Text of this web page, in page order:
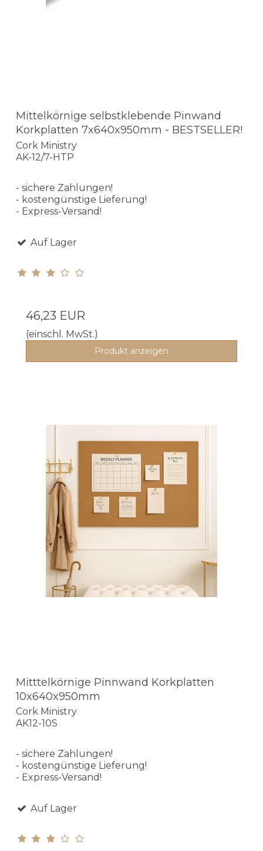
Mittelkörnige selbstklebende Pinwand
Korkplatten 7x640x950mm - BESTSELLER!
Cork Ministry
AK-12/7-HTP
- sichere Zahlungen!
- kostengünstige Lieferung!
- Express-Versand!
Auf Lager
46,23 EUR
(einschl. MwSt.)
Produkt anzeigen
Mitttelkörnige Pinnwand Korkplatten
10x640x950mm
Cork Ministry
AK12-10S
- sichere Zahlungen!
- kostengünstige Lieferung!
- Express-Versand!
Auf Lager